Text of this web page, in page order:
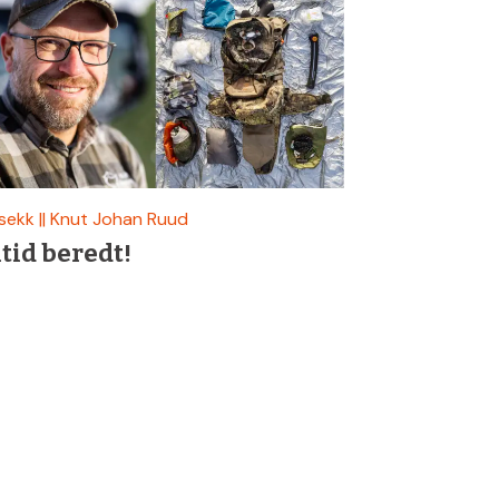
|| Knut Johan Ruud
beredt!